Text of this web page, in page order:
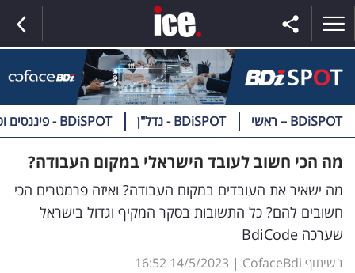
הנבחרת
השוק
תקשורת
BDiSPOT – ראשי BDiSPOT - נדל"ן BDiSPOT - פיננסים וטק
מה הכי חשוב לעובד הישראלי במקום העבודה?
מה ישאיר את העובדים במקום העבודה? ואיזה פרמטרים הכי
חשובים להם? כל התשובות בסקר המקיף וגדול בישראל
שערכה BdiCode
בשיתוף CofaceBdi |
14/5/2023
16:52